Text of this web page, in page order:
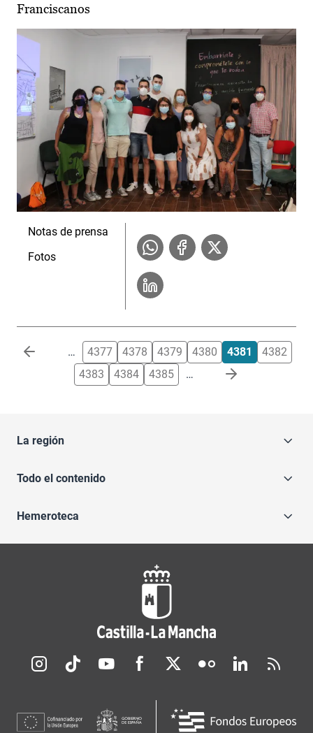
Franciscanos
Notas de prensa
Fotos
Paginación … 4377 4378 4379 4380 4381
4382
4383
4384 4385 …
La región
Todo el contenido
Hemeroteca
Redes sociales JCCM